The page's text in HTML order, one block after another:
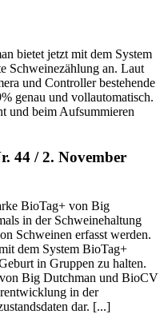
bietet jetzt mit dem System
Schweinezählung an. Laut
und Controller bestehende
genau und vollautomatisch.
und beim Aufsummieren
44 / 2. November
BioTag+ von Big
in der Schweinehaltung
Schweinen erfasst werden.
dem System BioTag+
in Gruppen zu halten.
Big Dutchman und BioCV
in der
dar. [...]